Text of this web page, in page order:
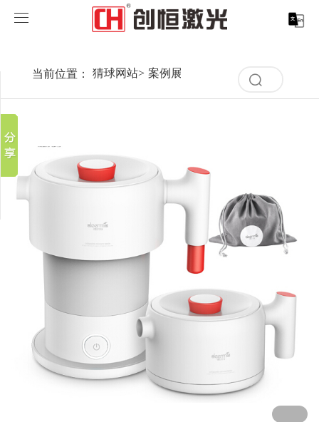
猜球网站
光纤激光打标机
CX-3D系列激光打标机
EM-Smart 系列
激光切割系列
猜球网站-猜球(中国) CX-CE-1500手持焊接机_激光焊
猜球网站-猜球(中国) 机械手臂激光焊接机
电机定转子铁芯单工位激光焊接机
猜球网站-猜球(中国) 双头双工位铁芯激光焊接机
新能源电机定转子铁芯激光焊接机
新能源电机定子铁芯激光焊接产线
新能源电机转子铁芯自动检测压铆产线
猜球网站-猜球(中国) 清洗机
激光加工服务
电机定转子铁芯快速打样加工服务
行业解决方案
汽车行业激光智能解决方案
轨道交通行业激光智能加工解决方案
水暖洁具行业
厨具五金行业
加入创恒
展会活动
行业动态
底部导航
当前位置： 猜球网站> 案例展示 行业解决方案
录
历
史
记
空
分享到
百度贴吧
豆瓣
QQ好友